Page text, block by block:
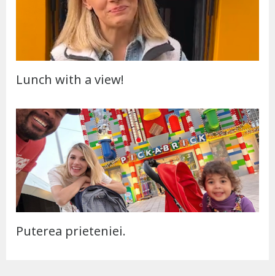
Lunch with a view!
Puterea prieteniei.